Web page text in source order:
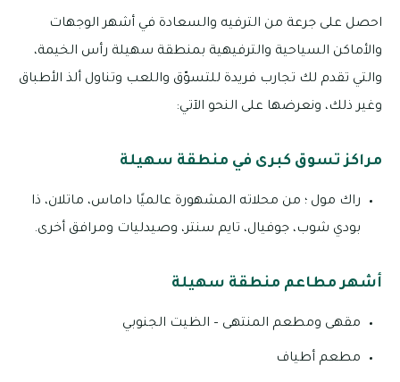
احصل على جرعة من الترفيه والسعادة في أشهر الوجهات
والأماكن السياحية والترفيهية بمنطقة سهيلة رأس الخيمة،
والتي تقدم لك تجارب فريدة للتسوّق واللعب وتناول ألذ الأطباق
وغير ذلك، ونعرضها على النحو الآتي:
مراكز تسوق كبرى في منطقة سهيلة
راك مول ؛ من محلاته المشهورة عالميًا داماس، ماتلان، ذا
بودي شوب، جوفيال، تايم سنتر، وصيدليات ومرافق أخرى.
أشهر مطاعم منطقة سهيلة
مقهى ومطعم المنتهى – الظيت الجنوبي
مطعم أطياف